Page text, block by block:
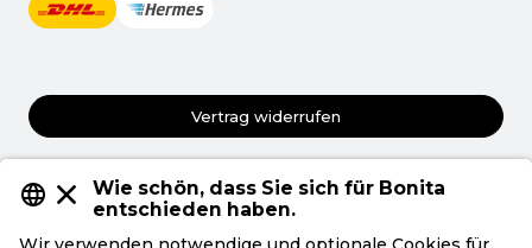
Vertrag widerrufen